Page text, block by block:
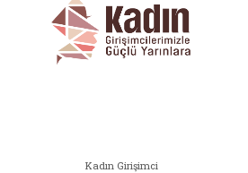
Kadın Girişimci